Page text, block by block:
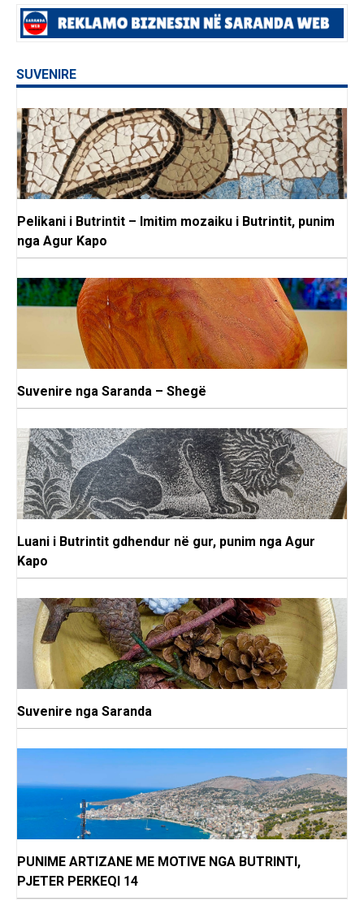
SUVENIRE
Pelikani i Butrintit – Imitim mozaiku i Butrintit, punim
nga Agur Kapo
Suvenire nga Saranda – Shegë
Luani i Butrintit gdhendur në gur, punim nga Agur
Kapo
Suvenire nga Saranda
PUNIME ARTIZANE ME MOTIVE NGA BUTRINTI,
PJETER PERKEQI 14